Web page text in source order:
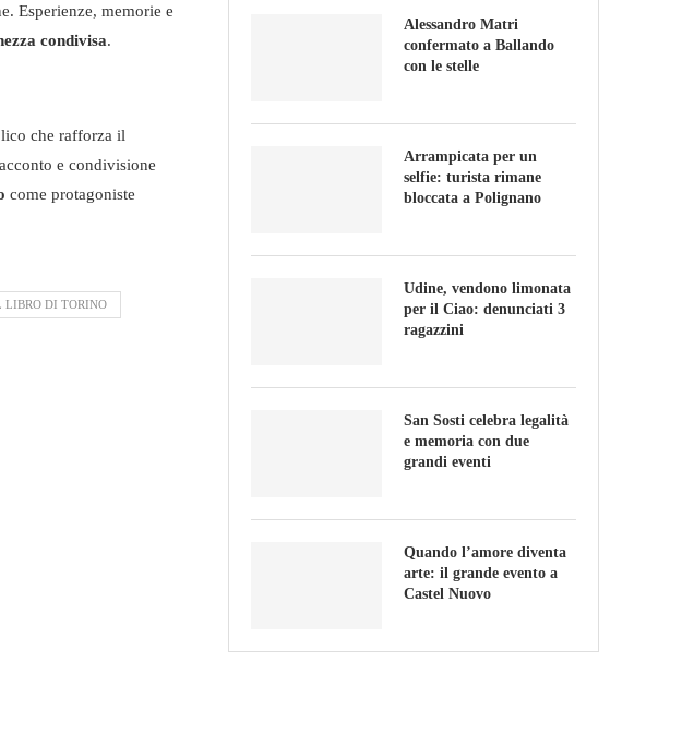
Esperienze, memorie e
condivisa.
che rafforza il
e condivisione
come protagoniste
LIBRO DI TORINO
Alessandro Matri
confermato a Ballando
con le stelle
Arrampicata per un
selfie: turista rimane
bloccata a Polignano
Udine, vendono limonata
per il Ciao: denunciati 3
ragazzini
San Sosti celebra legalità
e memoria con due
grandi eventi
Quando l’amore diventa
arte: il grande evento a
Castel Nuovo